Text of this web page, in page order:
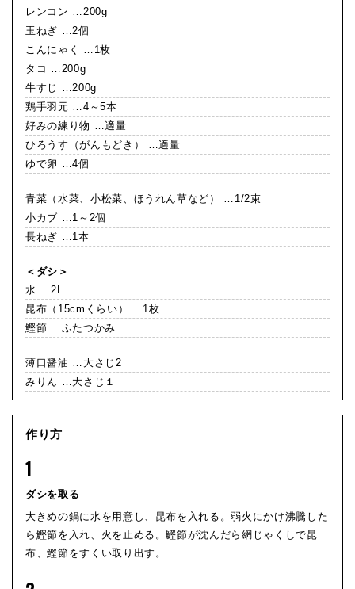
レンコン …200g
玉ねぎ …2個
こんにゃく …1枚
タコ …200g
牛すじ …200g
鶏手羽元 …4～5本
好みの練り物 …適量
ひろうす（がんもどき） …適量
ゆで卵 …4個
青菜（水菜、小松菜、ほうれん草など） …1/2束
小カブ …1～2個
長ねぎ …1本
＜ダシ＞
水 …2L
昆布（15cmくらい） …1枚
鰹節 …ふたつかみ
薄口醤油 …大さじ2
みりん …大さじ１
作り方
1
ダシを取る
大きめの鍋に水を用意し、昆布を入れる。弱火にかけ沸騰した
ら鰹節を入れ、火を止める。鰹節が沈んだら網じゃくしで昆
布、鰹節をすくい取り出す。